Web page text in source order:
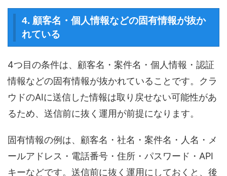
4. 顧客名・個人情報などの固有情報が抜か
れている
4つ目の条件は、顧客名・案件名・個人情報・認証
情報などの固有情報が抜かれていることです。クラ
ウドのAIに送信した情報は取り戻せない可能性があ
るため、送信前に抜く運用が前提になります。
固有情報の例は、顧客名・社名・案件名・人名・メ
ールアドレス・電話番号・住所・パスワード・API
キーなどです。送信前に抜く運用にしておくと、後